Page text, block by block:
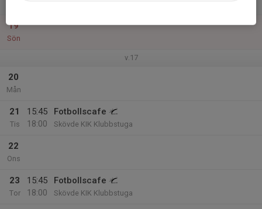
19
Sön
v.17
20
Mån
21
Tis
15:45
18:00
Fotbollscafe
Skövde KIK Klubbstuga
22
Ons
23
Tor
15:45
18:00
Fotbollscafe
Skövde KIK Klubbstuga